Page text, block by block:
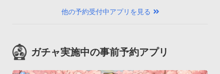
他の予約受付中アプリを見る
ガチャ実施中の事前予約アプリ